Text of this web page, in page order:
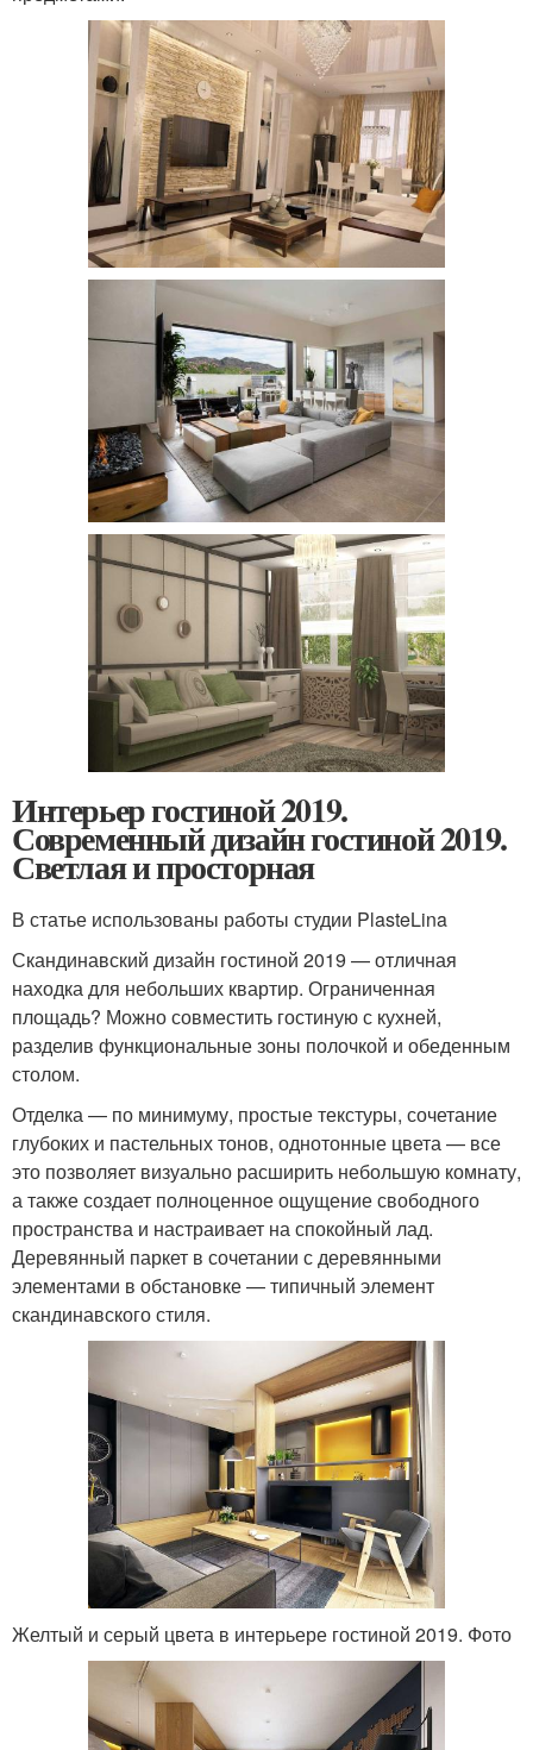
Интерьер гостиной 2019.
Современный дизайн гостиной 2019.
Светлая и просторная
В статье использованы работы студии PlasteLina
Скандинавский дизайн гостиной 2019 — отличная
находка для небольших квартир. Ограниченная
площадь? Можно совместить гостиную с кухней,
разделив функциональные зоны полочкой и обеденным
столом.
Отделка — по минимуму, простые текстуры, сочетание
глубоких и пастельных тонов, однотонные цвета — все
это позволяет визуально расширить небольшую комнату,
а также создает полноценное ощущение свободного
пространства и настраивает на спокойный лад.
Деревянный паркет в сочетании с деревянными
элементами в обстановке — типичный элемент
скандинавского стиля.
Желтый и серый цвета в интерьере гостиной 2019. Фото